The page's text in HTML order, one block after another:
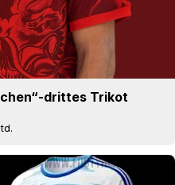
drittes Trikot